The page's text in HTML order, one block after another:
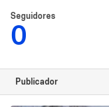
Seguidores
0
Publicador